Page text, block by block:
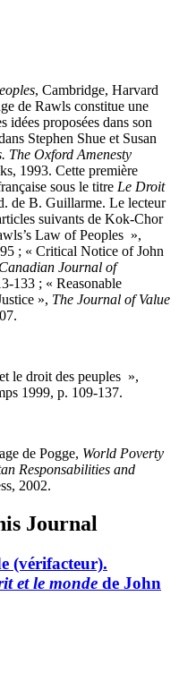
, Cambridge, Harvard
de Rawls constitue une
idées proposées dans son
Stephen Shue et Susan
The Oxford Amenesty
1993. Cette première
sous le titre Le Droit
de B. Guillarme. Le lecteur
suivants de Kok-Chor
Law of Peoples »,
; « Critical Notice of John
Canadian Journal of
133 ; « Reasonable
», The Journal of Value
le droit des peuples »,
1999, p. 109-137.
de Pogge, World Poverty
Responsabilities and
2002.
Journal
(vérifacteur).
et le monde de John